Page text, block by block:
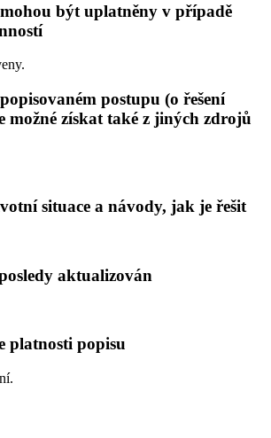
být uplatněny v případě
postupu (o řešení
možné získat také z jiných zdrojů
situace a návody, jak je řešit
aktualizován
platnosti popisu